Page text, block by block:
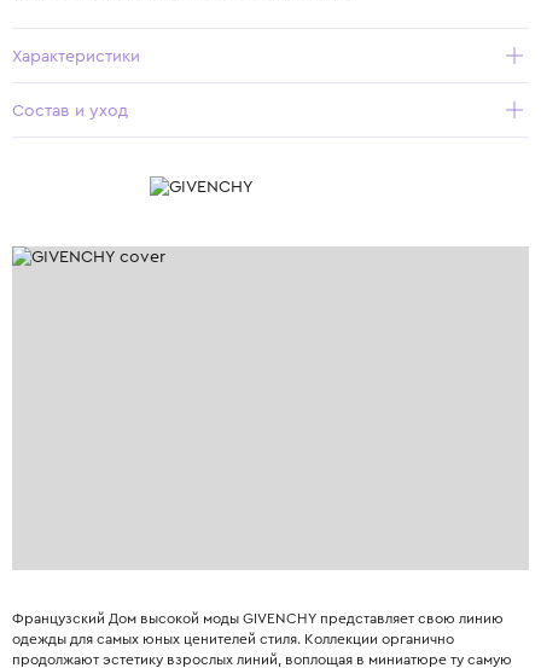
Характеристики
Состав и уход
Французский Дом высокой моды GIVENCHY представляет свою линию
одежды для самых юных ценителей стиля. Коллекции органично
продолжают эстетику взрослых линий, воплощая в миниатюре ту самую